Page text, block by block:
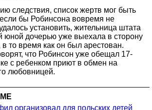
следствия, список жертв мог быть
бы Робинсона вовремя не
установить, жительница штата
юной дочерью уже выехала в сторону
то время как он был арестован.
что Робинсон уже обещал 17-
с ребенком приют в обмен на
любовницей.
организовал для польских детей